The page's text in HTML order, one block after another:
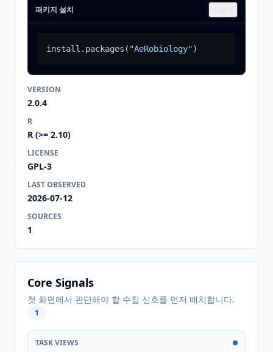
패키지 설치
install.packages ( "AeRobiology")
VERSION
2.0.4
R
R (>= 2.10)
LICENSE
GPL-3
LAST OBSERVED
2026-07-12
SOURCES
1
Core Signals
첫 화면에서 판단해야 할 수집 신호를 먼저 배치합니다.
1
TASK VIEWS